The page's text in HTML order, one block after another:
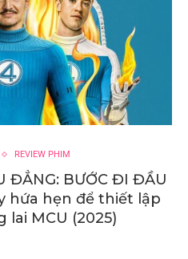
REVIEW PHIM
ĐẲNG: BƯỚC ĐI ĐẦU
hứa hẹn để thiết lập
MCU (2025)